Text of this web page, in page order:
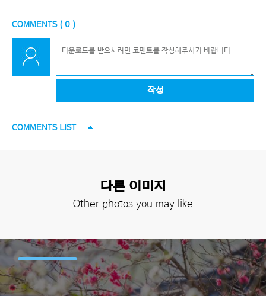
COMMENTS ( 0 )
작성
COMMENTS LIST
다른 이미지
Other photos you may like